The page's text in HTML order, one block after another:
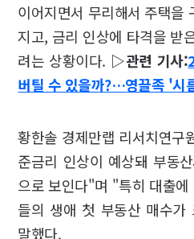
이어지면서 무리해서 주택을
지고, 금리 인상에 타격을 받
려는 상황이다. ▷관련 기사:
버틸 수 있을까?…영끌족 '시
황한솔 경제만랩 리서치연구
준금리 인상이 예상돼 부동
으로 보인다"며 "특히 대출
들의 생애 첫 부동산 매수가
말했다.